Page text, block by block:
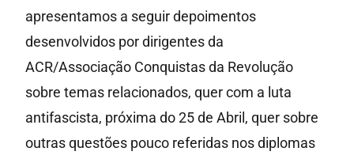
apresentamos a seguir depoimentos
desenvolvidos por dirigentes da
ACR/Associação Conquistas da Revolução
sobre temas relacionados, quer com a luta
antifascista, próxima do 25 de Abril, quer sobre
outras questões pouco referidas nos diplomas